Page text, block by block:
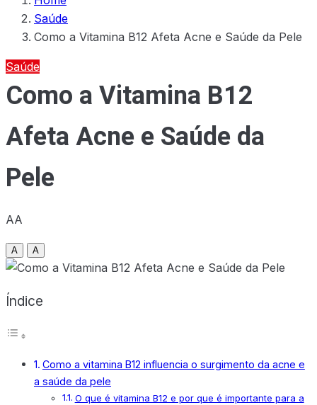
Saúde
Como a Vitamina B12 Afeta Acne e Saúde da Pele
Saúde
Como a Vitamina B12
Afeta Acne e Saúde da
Pele
AA
A A
Índice
Como a vitamina B12 influencia o surgimento da acne e
a saúde da pele
O que é vitamina B12 e por que é importante para a